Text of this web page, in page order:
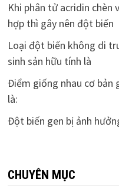
Khi phân tử acridin chèn
hợp thì gây nên đột biến
Loại đột biến không di
sinh sản hữu tính là
Điểm giống nhau cơ bản
là:
Đột biến gen bị ảnh
CHUYÊN MỤC